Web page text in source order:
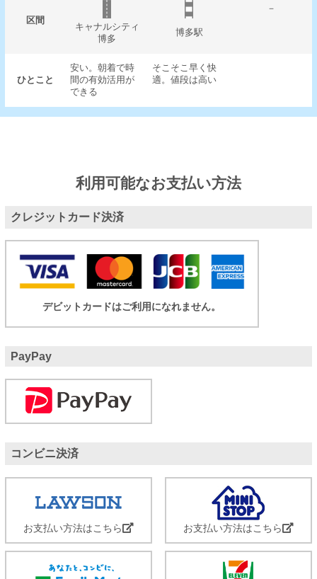
区間
－
キャナルシティ
博多
博多駅
ひとこと
安い。朝着で時
間の有効活用が
できる
そこそこ早く快
適。値段は高い
利用可能なお支払い方法
クレジットカード決済
デビットカードはご利用になれません。
PayPay
コンビニ決済
お支払い方法はこちら お支払い方法はこちら